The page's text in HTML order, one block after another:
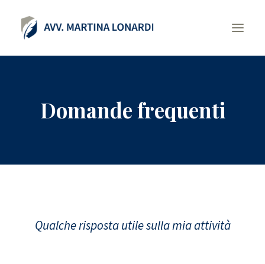
AREE DI ATTIVITÀ
CONTATTI
Domande frequenti
Qualche risposta utile sulla mia attività